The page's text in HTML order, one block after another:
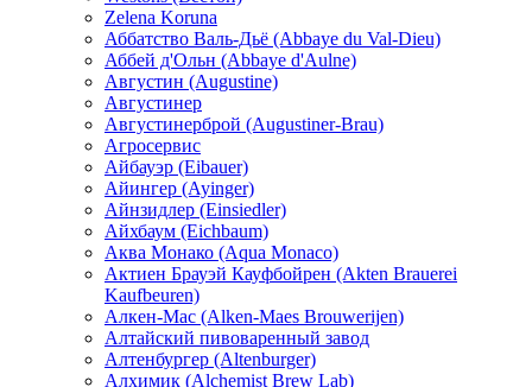
Zelena Koruna
Аббатство Валь-Дьё (Abbaye du Val-Dieu)
Аббей д'Ольн (Abbaye d'Aulne)
Августин (Augustine)
Августинер
Августинерброй (Augustiner-Brau)
Агросервис
Айбауэр (Eibauer)
Айингер (Ayinger)
Айнзидлер (Einsiedler)
Айхбаум (Eichbaum)
Аква Монако (Aqua Monaco)
Актиен Брауэй Кауфбойрен (Akten Brauerei
Kaufbeuren)
Алкен-Мас (Alken-Maes Brouwerijen)
Алтайский пивоваренный завод
Алтенбургер (Altenburger)
Алхимик (Alchemist Brew Lab)